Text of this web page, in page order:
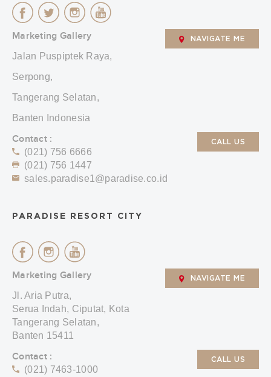
Marketing Gallery
Jalan Puspiptek Raya,
Serpong,
Tangerang Selatan,
Banten Indonesia
NAVIGATE ME
Contact :
(021) 756 6666
(021) 756 1447
sales.paradise1@paradise.co.id
CALL US
PARADISE RESORT CITY
Marketing Gallery
Jl. Aria Putra,
Serua Indah, Ciputat, Kota
Tangerang Selatan,
Banten 15411
NAVIGATE ME
Contact :
(021) 7463-1000
CALL US